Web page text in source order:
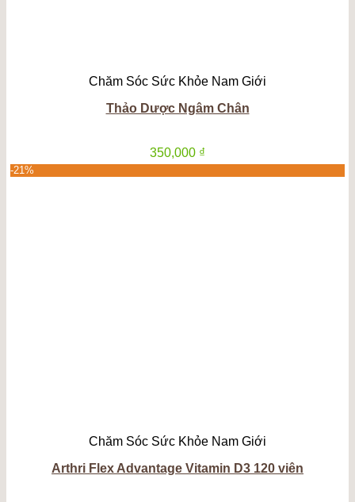
Chăm Sóc Sức Khỏe Nam Giới
Thảo Dược Ngâm Chân
350,000 ₫
-21%
Chăm Sóc Sức Khỏe Nam Giới
Arthri Flex Advantage Vitamin D3 120 viên